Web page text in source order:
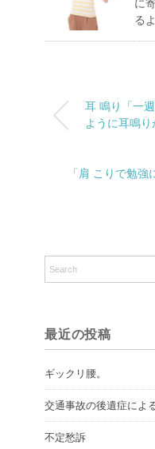
に
る
耳 鳴り「一
ように耳鳴り
「肩 こりで勉
最近の投稿
ギックリ腰。
交通事故の後遺症によ
不定愁訴